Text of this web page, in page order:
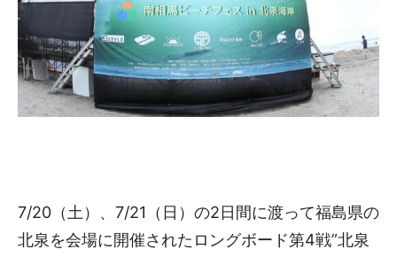
7/20（土）、7/21（日）の2日間に渡って福島県の
北泉を会場に開催されたロングボード第4戦”北泉